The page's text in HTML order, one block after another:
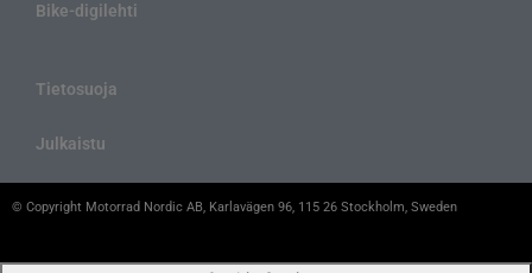
Bike-digilehti
Tietosuoja
Julkaistu
© Copyright Motorrad Nordic AB, Karlavägen 96, 115 26 Stockholm, Sweden